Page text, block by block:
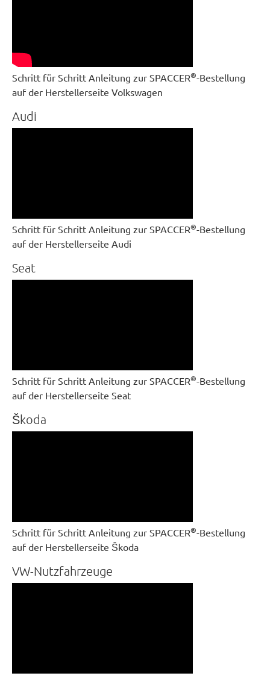
Schritt für Schritt Anleitung zur SPACCER®-Bestellung
auf der Herstellerseite Volkswagen
Audi
Schritt für Schritt Anleitung zur SPACCER®-Bestellung
auf der Herstellerseite Audi
Seat
Schritt für Schritt Anleitung zur SPACCER®-Bestellung
auf der Herstellerseite Seat
Škoda
Schritt für Schritt Anleitung zur SPACCER®-Bestellung
auf der Herstellerseite Škoda
VW-Nutzfahrzeuge